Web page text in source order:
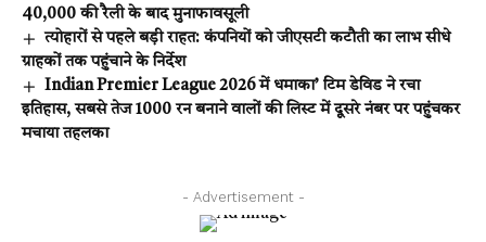
₹40,000 की रैली के बाद मुनाफावसूली
त्योहारों से पहले बड़ी राहत: कंपनियों को जीएसटी कटौती का लाभ सीधे
ग्राहकों तक पहुंचाने के निर्देश
Indian Premier League 2026 में धमाका’ टिम डेविड ने रचा
इतिहास, सबसे तेज 1000 रन बनाने वालों की लिस्ट में दूसरे नंबर पर पहुंचकर
मचाया तहलका
- Advertisement -